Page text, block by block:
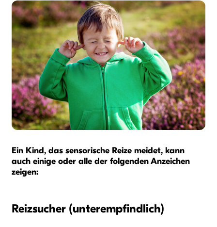
Ein Kind, das sensorische Reize meidet, kann
auch einige oder alle der folgenden Anzeichen
zeigen:
Reizsucher (unterempfindlich)